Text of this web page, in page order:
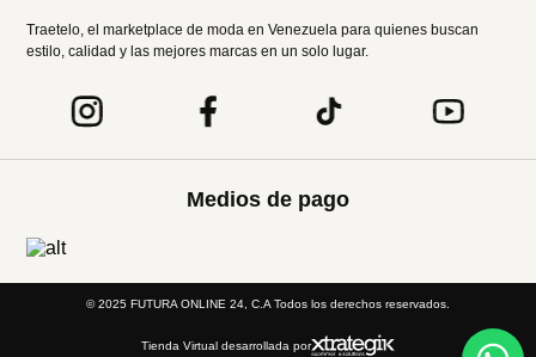
Traetelo, el marketplace de moda en Venezuela para quienes buscan
estilo, calidad y las mejores marcas en un solo lugar.
Medios de pago
© 2025 FUTURA ONLINE 24, C.A Todos los derechos reservados.
Tienda Virtual desarrollada por